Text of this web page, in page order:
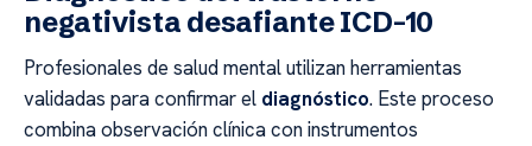
negativista desafiante ICD-10
Profesionales de salud mental utilizan herramientas
validadas para confirmar el diagnóstico. Este proceso
combina observación clínica con instrumentos